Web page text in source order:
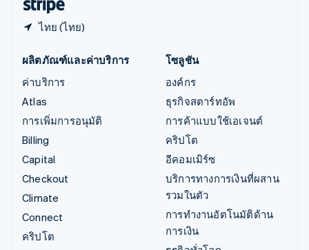
ไทย (ไทย)
ผลิตภัณฑ์และค่าบริการ
ค่าบริการ
Atlas
การเพิ่มการอนุมัติ
Billing
Capital
Checkout
Climate
Connect
คริปโต
โซลูชัน
องค์กร
ธุรกิจสตาร์ทอัพ
การค้าแบบใช้เอเจนต์
คริปโต
อีคอมเมิร์ซ
บริการทางการเงินที่ผสาน
รวมในตัว
การทำงานอัตโนมัติด้าน
การเงิน